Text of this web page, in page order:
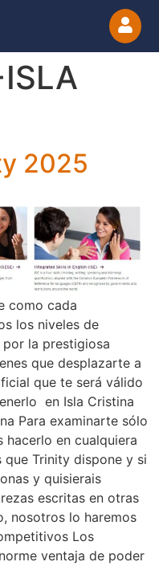
2025
como cada
los niveles de
por la prestigiosa
que desplazarte a
que te será válido
en Isla Cristina
Para examinarte sólo
en cualquiera
que Trinity dispone y si
y quisierais
escritas en otras
nosotros lo haremos
Los
ventaja de poder